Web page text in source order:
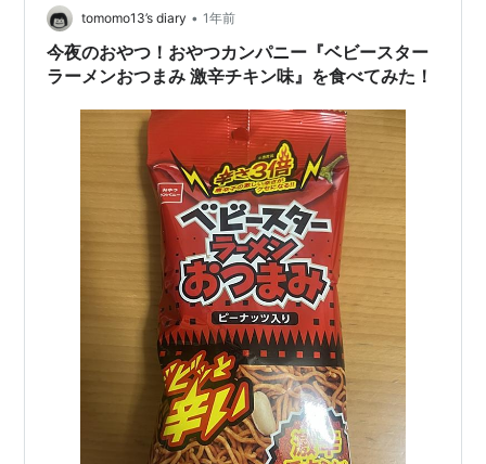
tomomo13’s diary • 1年前
今夜のおやつ！おやつカンパニー『ベビースター
ラーメンおつまみ 激辛チキン味』を食べてみた！